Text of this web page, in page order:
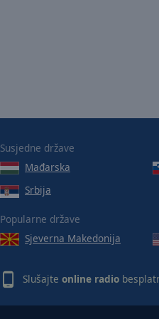
Susjedne države
Mađarska
Srbija
Popularne države
Sjeverna Makedonija
Slušajte online radio